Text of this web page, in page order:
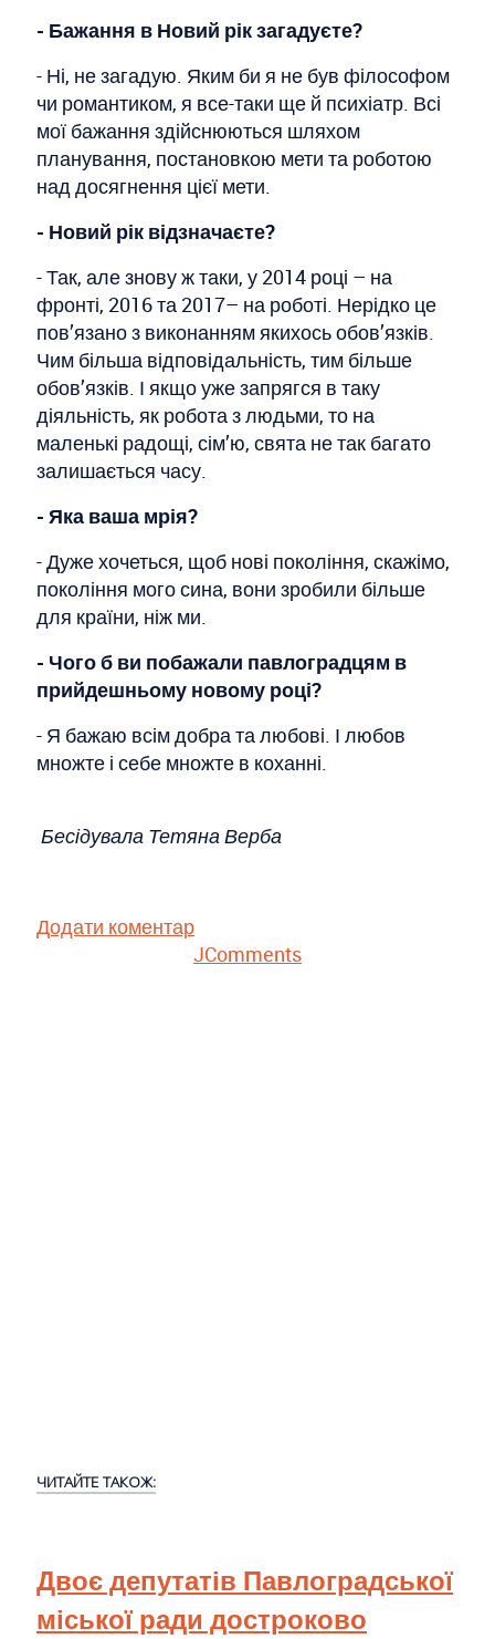
- Бажання в Новий рік загадуєте?
- Ні, не загадую. Яким би я не був філософом
чи романтиком, я все-таки ще й психіатр. Всі
мої бажання здійснюються шляхом
планування, постановкою мети та роботою
над досягнення цієї мети.
- Новий рік відзначаєте?
- Так, але знову ж таки, у 2014 році – на
фронті, 2016 та 2017– на роботі. Нерідко це
пов’язано з виконанням якихось обов’язків.
Чим більша відповідальність, тим більше
обов’язків. І якщо уже запрягся в таку
діяльність, як робота з людьми, то на
маленькі радощі, сім’ю, свята не так багато
залишається часу.
- Яка ваша мрія?
- Дуже хочеться, щоб нові покоління, скажімо,
покоління мого сина, вони зробили більше
для країни, ніж ми.
- Чого б ви побажали павлоградцям в
прийдешньому новому році?
- Я бажаю всім добра та любові. І любов
множте і себе множте в коханні.
Бесідувала Тетяна Верба
Додати коментар
JComments
ЧИТАЙТЕ ТАКОЖ:
Двоє депутатів Павлоградської
міської ради достроково